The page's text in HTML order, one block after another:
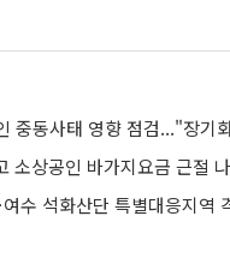
중동사태 영향 점검..."장기
소상공인 바가지요금 근절
수 석화산단 특별대응지역